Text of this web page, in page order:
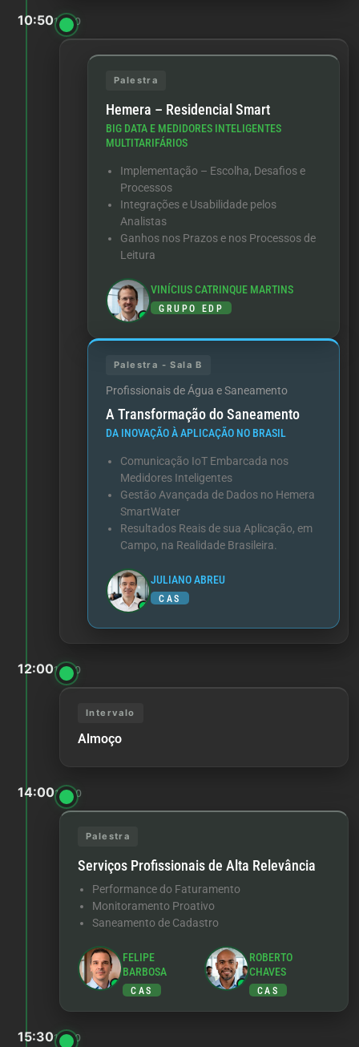
10:5012:00
Palestra
Hemera – Residencial Smart
BIG DATA E MEDIDORES INTELIGENTES
MULTITARIFÁRIOS
Implementação – Escolha, Desafios e
Processos
Integrações e Usabilidade pelos
Analistas
Ganhos nos Prazos e nos Processos de
Leitura
VINÍCIUS CATRINQUE MARTINS
GRUPO EDP
Palestra - Sala B
Profissionais de Água e Saneamento
A Transformação do Saneamento
DA INOVAÇÃO À APLICAÇÃO NO BRASIL
Comunicação IoT Embarcada nos
Medidores Inteligentes
Gestão Avançada de Dados no Hemera
SmartWater
Resultados Reais de sua Aplicação, em
Campo, na Realidade Brasileira.
JULIANO ABREU
CAS
12:0014:00
Intervalo
Almoço
14:0015:30
Palestra
Serviços Profissionais de Alta Relevância
Performance do Faturamento
Monitoramento Proativo
Saneamento de Cadastro
FELIPE
BARBOSA
CAS
ROBERTO
CHAVES
CAS
15:3016:00